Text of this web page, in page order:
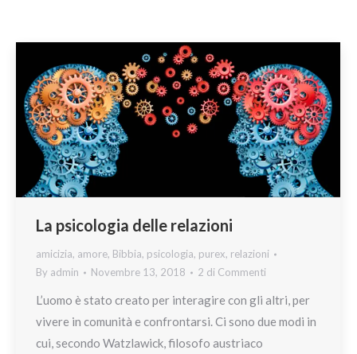
La psicologia delle relazioni
amicizia, amore, Bibbia, psicologia, purex, relazioni
By admin Novembre 13, 2018 2 di Commenti
L’uomo è stato creato per interagire con gli altri, per
vivere in comunità e confrontarsi. Ci sono due modi in
cui, secondo Watzlawick, filosofo austriaco